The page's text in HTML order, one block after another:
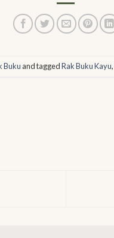
Buku and taggedRak Buku Kayu,